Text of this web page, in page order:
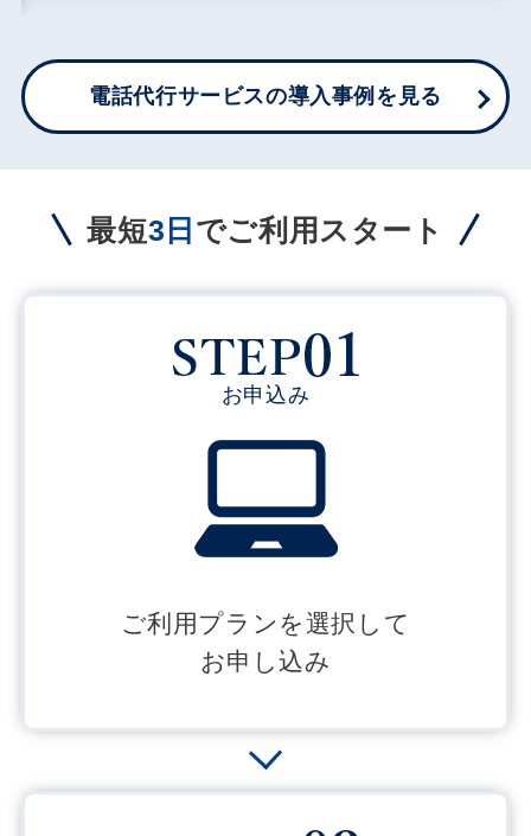
電話代行サービスの導入事例を見る
最短3日 でご利用スタート
お申込み
ご利用プランを選択して
お申し込み